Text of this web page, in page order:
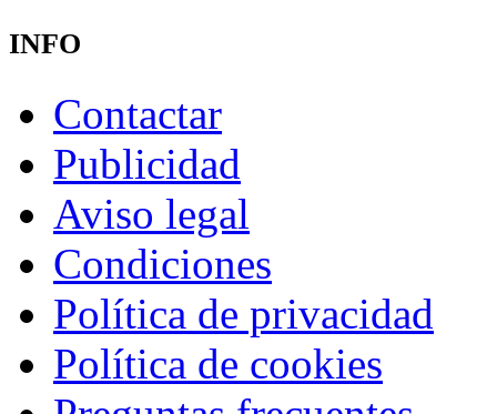
INFO
Contactar
Publicidad
Aviso legal
Condiciones
Política de privacidad
Política de cookies